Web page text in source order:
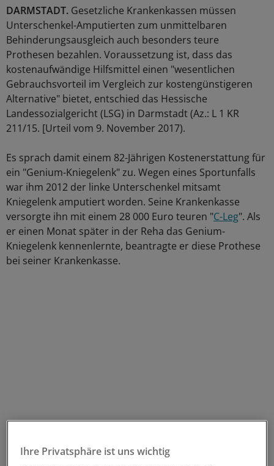
DARMSTADT. Gesetzliche Krankenkassen müssen
Unterschenkel-Amputierten zum unmittelbaren
Behinderungsausgleich auch besonders teure
Prothesen bezahlen. Voraussetzung ist, dass das
kostenaufwändige Hilfsmittel einen "wesentlichen
Gebrauchsvorteil im Vergleich zur kostengünstigeren
Alternative" bietet, entschied das Hessische
Landessozialgericht (LSG) in Darmstadt (Az.: L 1 KR
211/15. [Urteil vom 9. November 2017).
Es sprach damit einem 82-Jährigen Kostenerstattung für
ein "Genium-Kniegelenk" zu. Wegen eines Sportunfalls
war ihm 2012 der linke Unterschenkel mitsamt
Kniegelenk amputiert worden. Seine Krankenkasse
versorgte ihn mit einem 28 000 Euro teuren "C-Leg". Als
er einen Monat später in der Reha das Genium-
Kniegelenk kennenlernte, beantragte er diese Prothese
bei seiner Krankenkasse.
Beide Systeme sind mikroprozessorgesteuert. Das
Ihre Privatsphäre ist uns wichtig